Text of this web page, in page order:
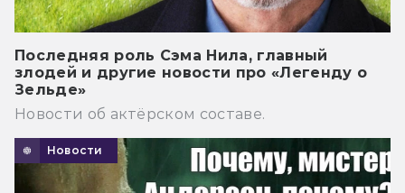
Последняя роль Сэма Нила, главный
злодей и другие новости про «Легенду о
Зельде»
Новости об актёрском составе.
Новости